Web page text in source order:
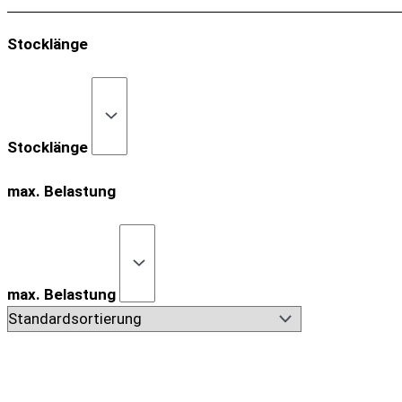
Stocklänge
Stocklänge
max. Belastung
max. Belastung